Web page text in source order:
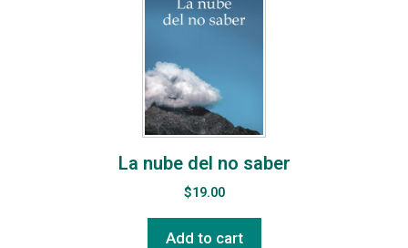
La nube del no saber
$19.00
Add to cart